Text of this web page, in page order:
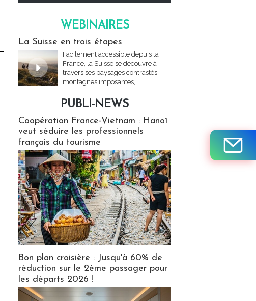
WEBINAIRES
La Suisse en trois étapes
Facilement accessible depuis la
France, la Suisse se découvre à
travers ses paysages contrastés,
montagnes imposantes,...
PUBLI-NEWS
Coopération France-Vietnam : Hanoï
veut séduire les professionnels
français du tourisme
Bon plan croisière : Jusqu'à 60% de
réduction sur le 2ème passager pour
les départs 2026 !